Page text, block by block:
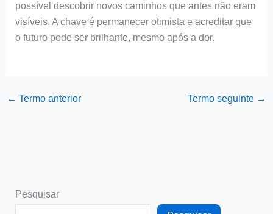
possível descobrir novos caminhos que antes não eram
visíveis. A chave é permanecer otimista e acreditar que
o futuro pode ser brilhante, mesmo após a dor.
← Termo anterior Termo seguinte →
Pesquisar